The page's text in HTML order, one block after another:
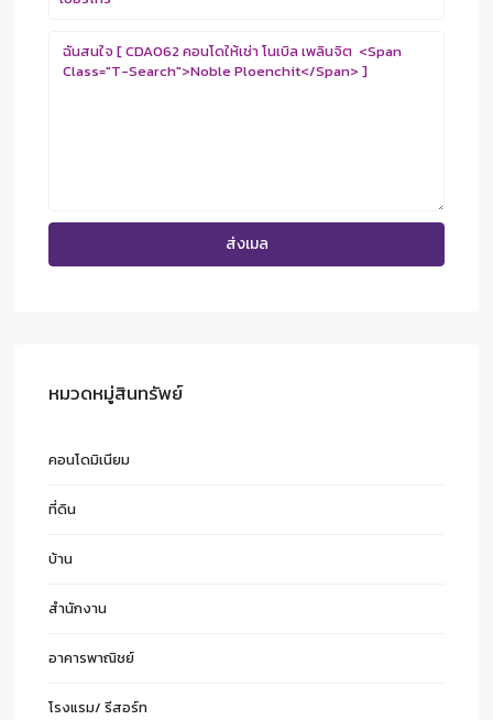
หมวดหมู่สินทรัพย์
คอนโดมิเนียม
ที่ดิน
บ้าน
สำนักงาน
อาคารพาณิชย์
โรงแรม/ รีสอร์ท